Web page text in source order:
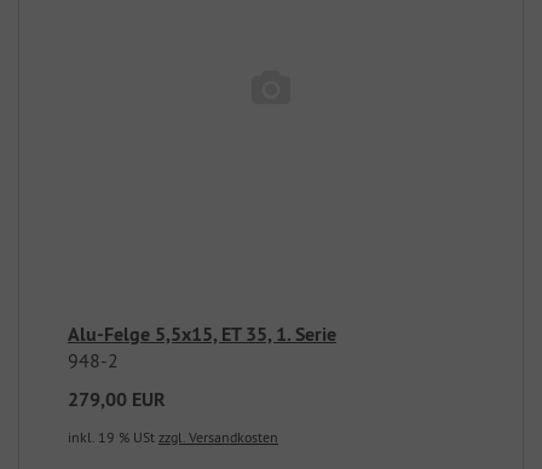
Alu-Felge 5,5x15, ET 35, 1. Serie
948-2
279,00 EUR
inkl. 19 % USt zzgl. Versandkosten